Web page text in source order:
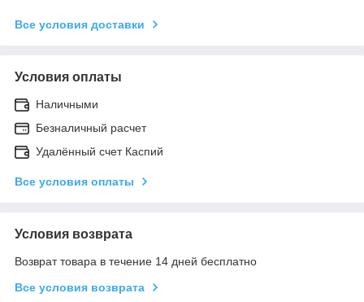
Все условия доставки
Условия оплаты
Наличными
Безналичный расчет
Удалённый счет Каспий
Все условия оплаты
Условия возврата
Возврат товара в течение 14 дней бесплатно
Все условия возврата